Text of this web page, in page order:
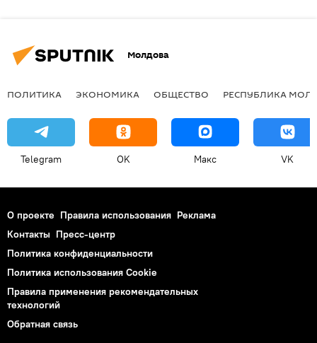
Молдова
ПОЛИТИКА ЭКОНОМИКА ОБЩЕСТВО РЕСПУБЛИКА
Telegram OK Макс VK
О проекте Правила использования Реклама
Контакты Пресс-центр
Политика конфиденциальности
Политика использования Cookie
Правила применения рекомендательных
технологий
Обратная связь